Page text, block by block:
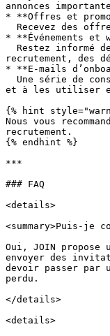
annonces
* **Offres et
* **Événements et
recrutement, des
* **E-mails
et à les utiliser
{% hint
Nous vous
recrutement.
{% endhint %}
***
### FAQ
<details>
<summary>Puis-je
Oui, JOIN propose
envoyer des
devoir passer par
perdu.
</details>
<details>